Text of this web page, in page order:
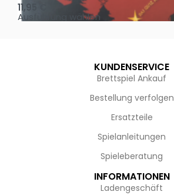
11,95
Ausführung wählen
KUNDENSERVICE
Brettspiel Ankauf
Bestellung verfolgen
Ersatzteile
Spielanleitungen
Spieleberatung
INFORMATIONEN
Ladengeschäft